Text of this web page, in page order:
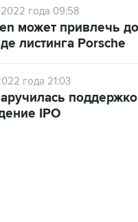
2022 года 09:58
может привлечь
листинга Porsche
года 21:03
IPO